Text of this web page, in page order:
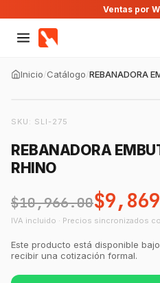
Ventas por
Inicio/Catálogo/
SKU: SLI-275
REBANADORA
RHINO
$10,966.00
IVA incluido · Precios sincronizados
Este producto está disponible
recibir una cotización formal.